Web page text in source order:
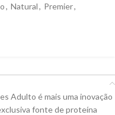
, Natural, Premier,
Adulto é mais uma inovação
fonte de proteína